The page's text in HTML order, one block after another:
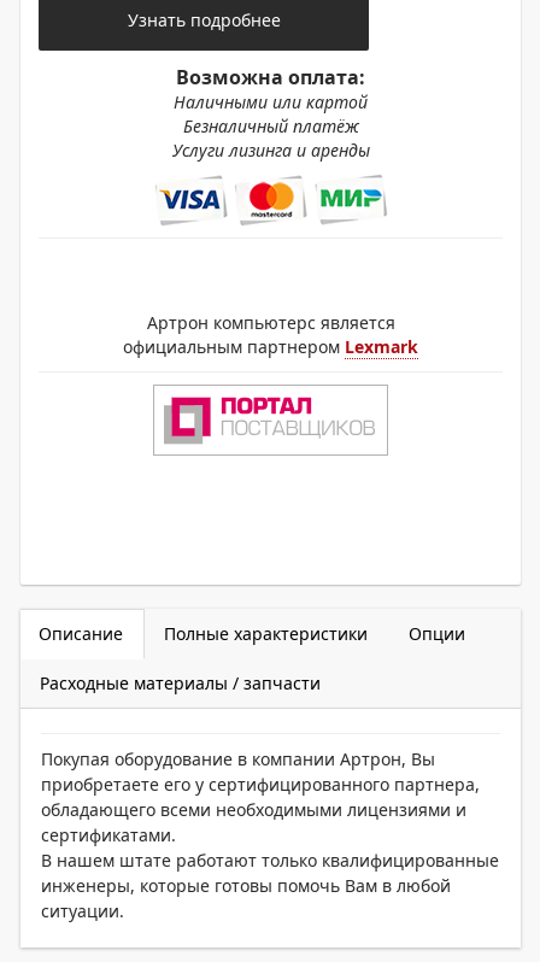
Узнать подробнее
Возможна оплата:
Наличными или картой
Безналичный платёж
Услуги лизинга и аренды
Артрон компьютерс является
официальным партнером Lexmark
Описание Полные характеристики Опции
Расходные материалы / запчасти
Покупая оборудование в компании Артрон, Вы
приобретаете его у сертифицированного партнера,
обладающего всеми необходимыми лицензиями и
сертификатами.
В нашем штате работают только квалифицированные
инженеры, которые готовы помочь Вам в любой
ситуации.